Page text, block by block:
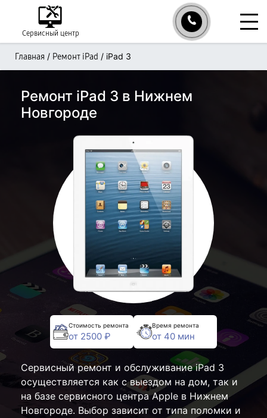
Сервисный центр
Главная / Ремонт iPad / iPad 3
Ремонт iPad 3 в Нижнем
Новгороде
Стоимость ремонта
от 2500 ₽
Время ремонта
от 40 мин
Сервисный ремонт и обслуживание iPad 3
осуществляется как с выездом на дом, так и
на базе сервисного центра Apple в Нижнем
Новгороде. Выбор зависит от типа поломки и